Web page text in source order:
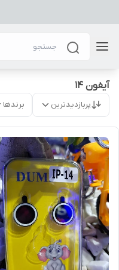
آیفون 14
پربازدیدترین برندها